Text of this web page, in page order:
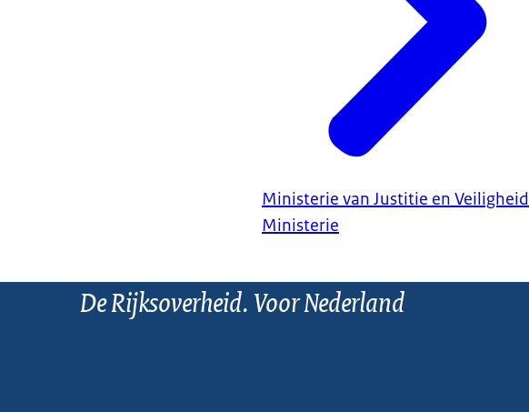
Ministerie van Justitie en Veiligheid
Ministerie
De Rijksoverheid. Voor Nederland